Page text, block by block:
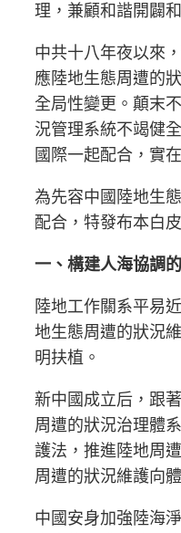
理，兼顧和諧開闢
中共十八年夜以來
應陸地生態周遭的
全局性變更。顛末
況管理系統不竭健
國際一起配合，實
為先容中國陸地生
配合，特發布本白
一、構建人海協調
陸地工作關系平易
地生態周遭的狀況
明扶植。
新中國成立后，跟
周遭的狀況治理體
護法，推進陸地周
周遭的狀況維護向
中國安身加強陸海